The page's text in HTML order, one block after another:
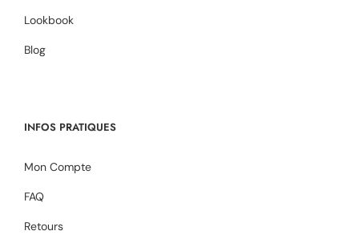
Lookbook
Blog
INFOS PRATIQUES
Mon Compte
FAQ
Retours